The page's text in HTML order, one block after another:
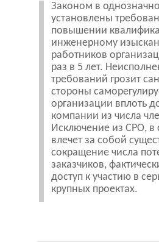
Законом в
установлены
повышении
инженерному
работников
раз в 5 лет.
требований грозит
стороны
организации вплоть
компании из числа
Исключение из СРО, в
влечет за собой
сокращение числа
заказчиков,
доступ к участию в
крупных проектах.